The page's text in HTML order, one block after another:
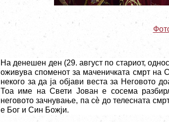
На денешен ден (29. август по стариот,
оживува споменот за маченичката смрт на
некого за да ја објави веста за Неговото
Тоа име на Свети Јован е сосема
неговото зачнување, па сè до телесната
е Бог и Син Божји.